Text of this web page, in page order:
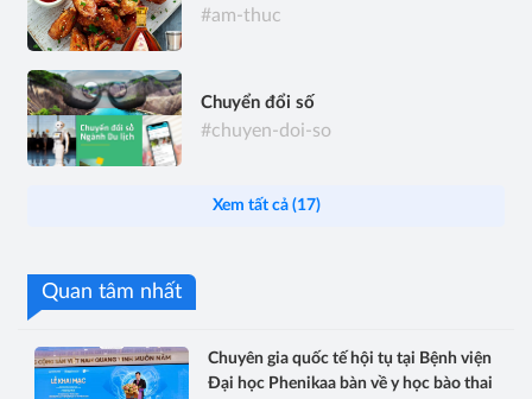
#am-thuc
Chuyển đổi số
#chuyen-doi-so
Xem tất cả (17)
Quan tâm nhất
Chuyên gia quốc tế hội tụ tại Bệnh viện
Đại học Phenikaa bàn về y học bào thai